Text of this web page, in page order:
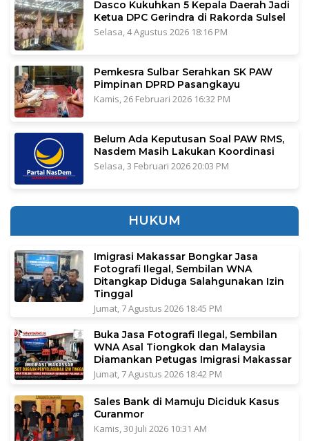
Dasco Kukuhkan 5 Kepala Daerah Jadi
Ketua DPC Gerindra di Rakorda Sulsel
Selasa, 4 Agustus 2026 18:16 PM
Pemkesra Sulbar Serahkan SK PAW
Pimpinan DPRD Pasangkayu
Kamis, 26 Februari 2026 16:32 PM
Belum Ada Keputusan Soal PAW RMS,
Nasdem Masih Lakukan Koordinasi
Selasa, 3 Februari 2026 20:03 PM
HUKUM
Imigrasi Makassar Bongkar Jasa
Fotografi Ilegal, Sembilan WNA
Ditangkap Diduga Salahgunakan Izin
Tinggal
Jumat, 7 Agustus 2026 18:45 PM
Buka Jasa Fotografi Ilegal, Sembilan
WNA Asal Tiongkok dan Malaysia
Diamankan Petugas Imigrasi Makassar
Jumat, 7 Agustus 2026 18:42 PM
Sales Bank di Mamuju Diciduk Kasus
Curanmor
Kamis, 30 Juli 2026 10:31 AM